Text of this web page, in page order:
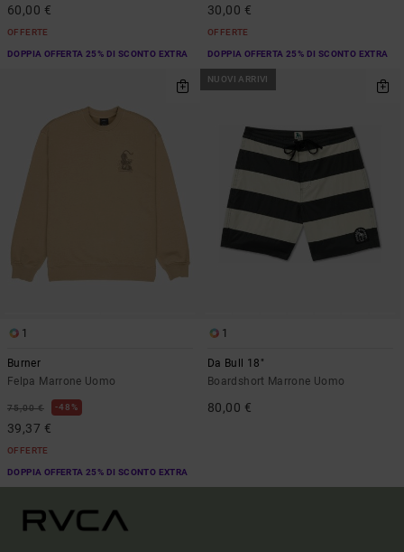
60,00 €
OFFERTE
DOPPIA OFFERTA 25% DI SCONTO EXTRA
30,00 €
OFFERTE
DOPPIA OFFERTA 25% DI SCONTO EXTRA
1
Burner
Felpa Marrone Uomo
75,00 € 48%
39,37 €
OFFERTE
DOPPIA OFFERTA 25% DI SCONTO EXTRA
NUOVI ARRIVI
1
Da Bull 18"
Boardshort Marrone Uomo
80,00 €